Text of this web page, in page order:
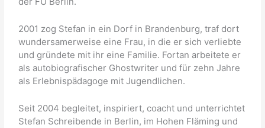
2001 zog Stefan in ein Dorf in Brandenburg, traf dort
wundersamerweise eine Frau, in die er sich verliebte
und gründete mit ihr eine Familie. Fortan arbeitete er
als autobiografischer Ghostwriter und für zehn Jahre
als Erlebnispädagoge mit Jugendlichen.
Seit 2004 begleitet, inspiriert, coacht und unterrichtet
Stefan Schreibende in Berlin, im Hohen Fläming und